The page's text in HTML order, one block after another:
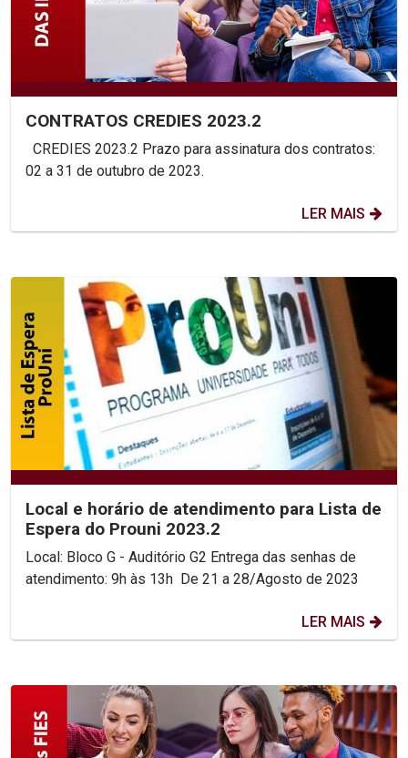
CONTRATOS CREDIES 2023.2
LER MAIS
Local e horário de atendimento para Lista de
Espera do Prouni 2023.2
Local: Bloco G - Auditório G2 Entrega das senhas de
atendimento: 9h às 13h De 21 a 28/Agosto de 2023
LER MAIS